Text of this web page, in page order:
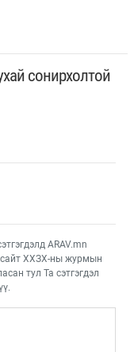
сонирхолтой
ARAV.mn
сайт ХХЗХ-ны журмын
тул Та сэтгэгдэл